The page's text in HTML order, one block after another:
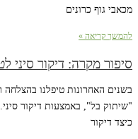
מכאבי גוף כרונים
להמשך קריאה »
סיפור מקרה: דיקור סיני
בשנים האחרונות טיפלנו
"שיתוק בל", באמצעות דיקור
כיצד דיקור